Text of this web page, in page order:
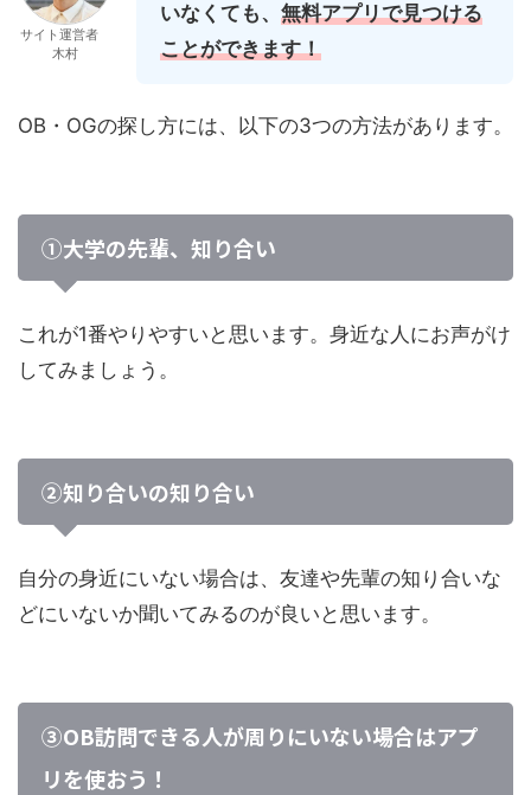
サイト運営者
木村
いなくても、 無料アプリで見つける
ことができます！
OB・OGの探し方には、以下の3つの方法があります。
①大学の先輩、知り合い
これが1番やりやすいと思います。身近な人にお声がけ
してみましょう。
②知り合いの知り合い
自分の身近にいない場合は、友達や先輩の知り合いな
どにいないか聞いてみるのが良いと思います。
③OB訪問できる人が周りにいない場合はアプ
リを使おう！